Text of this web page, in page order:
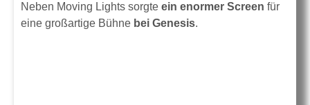
Neben Moving Lights sorgte ein enormer Screen für
eine großartige Bühne bei Genesis.